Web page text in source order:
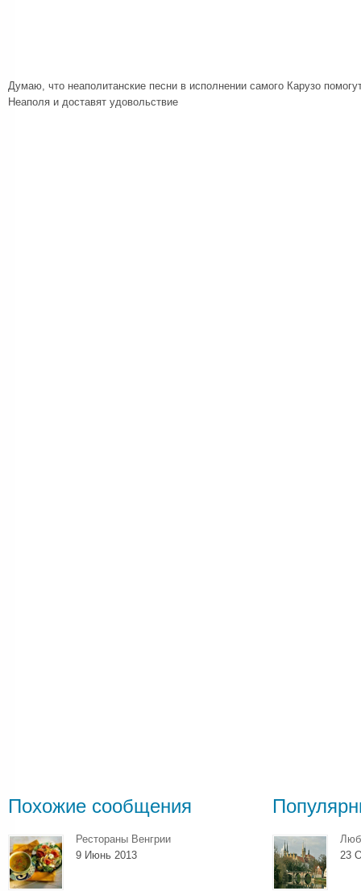
Думаю, что неаполитанские песни в исполнении самого Карузо
Неаполя и доставят удовольствие
Похожие сообщения
Рестораны Венгрии
9 Июнь 2013
23